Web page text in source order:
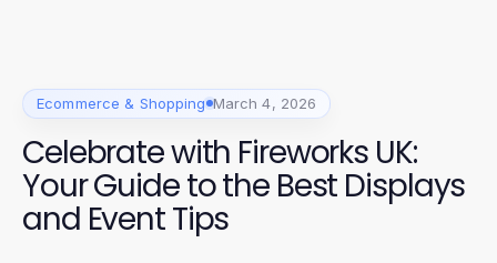
Ecommerce & Shopping March 4, 2026
Celebrate with Fireworks UK:
Your Guide to the Best Displays
and Event Tips